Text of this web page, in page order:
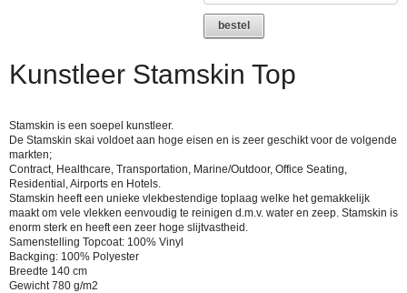
bestel
Kunstleer Stamskin Top
Stamskin is een soepel kunstleer.
De Stamskin skai voldoet aan hoge eisen en is zeer geschikt voor de volgende
markten;
Contract, Healthcare, Transportation, Marine/Outdoor, Office Seating,
Residential, Airports en Hotels.
Stamskin heeft een unieke vlekbestendige toplaag welke het gemakkelijk
maakt om vele vlekken eenvoudig te reinigen d.m.v. water en zeep. Stamskin is
enorm sterk en heeft een zeer hoge slijtvastheid.
Samenstelling Topcoat: 100% Vinyl
Backging: 100% Polyester
Breedte 140 cm
Gewicht 780 g/m2